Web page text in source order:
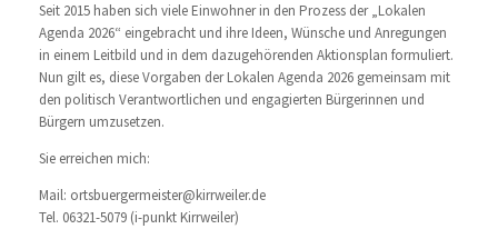
Seit 2015 haben sich viele Einwohner in den Prozess der „Lokalen
Agenda 2026“ eingebracht und ihre Ideen, Wünsche und Anregungen
in einem Leitbild und in dem dazugehörenden Aktionsplan formuliert.
Nun gilt es, diese Vorgaben der Lokalen Agenda 2026 gemeinsam mit
den politisch Verantwortlichen und engagierten Bürgerinnen und
Bürgern umzusetzen.
Sie erreichen mich:
Mail: ortsbuergermeister@kirrweiler.de
Tel. 06321-5079 (i-punkt Kirrweiler)